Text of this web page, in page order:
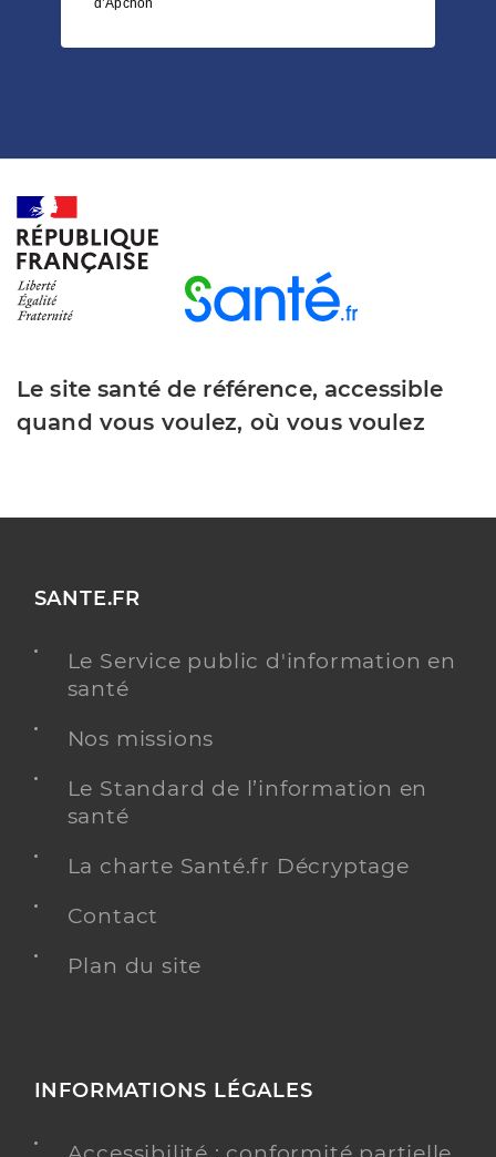
d’Apchon
Le site santé de référence, accessible
quand vous voulez, où vous voulez
SANTE.FR
Le Service public d'information en
santé
Nos missions
Le Standard de l’information en
santé
La charte Santé.fr Décryptage
Contact
Plan du site
INFORMATIONS LÉGALES